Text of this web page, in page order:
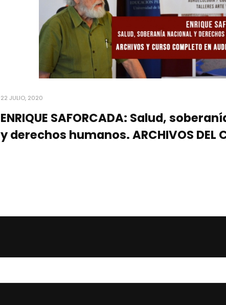
22 JULIO, 2020
ENRIQUE SAFORCADA: Salud,
y derechos humanos. ARCHIVOS DEL